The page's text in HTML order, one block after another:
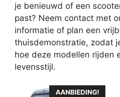
je benieuwd of een
past? Neem contact met
informatie of plan een
thuisdemonstratie, zodat
hoe deze modellen rijden
levensstijl.
AANBIEDING!